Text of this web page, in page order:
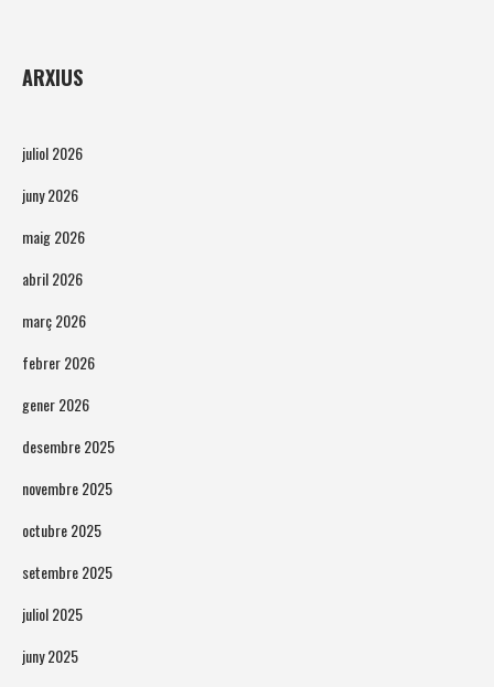
ARXIUS
juliol 2026
juny 2026
maig 2026
abril 2026
març 2026
febrer 2026
gener 2026
desembre 2025
novembre 2025
octubre 2025
setembre 2025
juliol 2025
juny 2025